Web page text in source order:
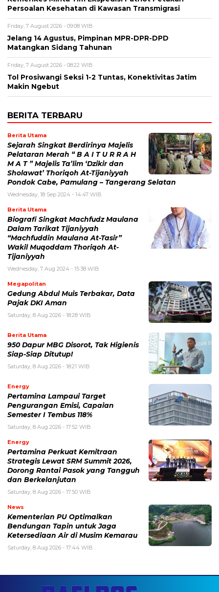
Persoalan Kesehatan di Kawasan Transmigrasi
Friday, 7 August 2026 - 09:08 WIB
Jelang 14 Agustus, Pimpinan MPR-DPR-DPD
Matangkan Sidang Tahunan
Friday, 7 August 2026 - 08:22 WIB
Tol Prosiwangi Seksi 1-2 Tuntas, Konektivitas Jatim
Makin Ngebut
BERITA TERBARU
Berita Utama
Sejarah Singkat Berdirinya Majelis
Pelataran Merah “ B A I T U R R A H
M A T ” Majelis Ta’lim ‘Dzikir dan
Sholawat’ Thoriqoh At-Tijaniyyah
Pondok Cabe, Pamulang – Tangerang Selatan
Wednesday, 18 Sep 2024 - 14:47 WIB
Berita Utama
Biografi Singkat Machfudz Maulana
Dalam Tarikat Tijaniyyah
“Machfuddin Maulana At-Tasir”
Wakil Muqoddam Thoriqoh At-
Tijaniyyah
Wednesday, 7 Aug 2024 - 15:38 WIB
Megapolitan
Gedung Abdul Muis Terbakar, Data
Pajak DKI Aman
Saturday, 8 Aug 2026 - 18:28 WIB
Berita Utama
950 Dapur MBG Disorot, Tak Higienis
Siap-Siap Ditutup!
Saturday, 8 Aug 2026 - 18:21 WIB
Energy
Pertamina Lampaui Target
Pengurangan Emisi, Capaian
Semester I Tembus 118%
Saturday, 8 Aug 2026 - 17:52 WIB
Energy
Pertamina Perkuat Kemitraan
Strategis Lewat SRM Summit 2026,
Dorong Rantai Pasok yang Tangguh
dan Berkelanjutan
Saturday, 8 Aug 2026 - 17:50 WIB
News
Kementerian PU Optimalkan
Bendungan Tapin untuk Jaga
Ketersediaan Air di Musim Kemarau
Saturday, 8 Aug 2026 - 17:44 WIB